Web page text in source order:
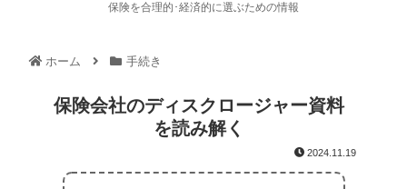
保険を合理的･経済的に選ぶための情報
ホーム 手続き
保険会社のディスクロージャー資料
を読み解く
2024.11.19